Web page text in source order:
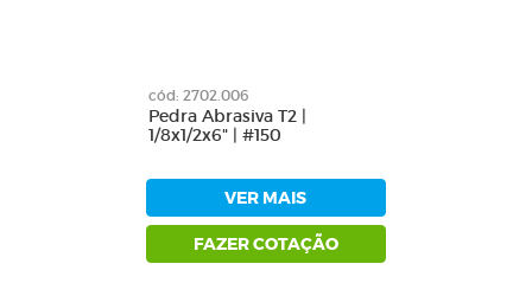
cód: 2702.006
Pedra Abrasiva T2 |
1/8x1/2x6" | #150
VER MAIS
FAZER COTAÇÃO